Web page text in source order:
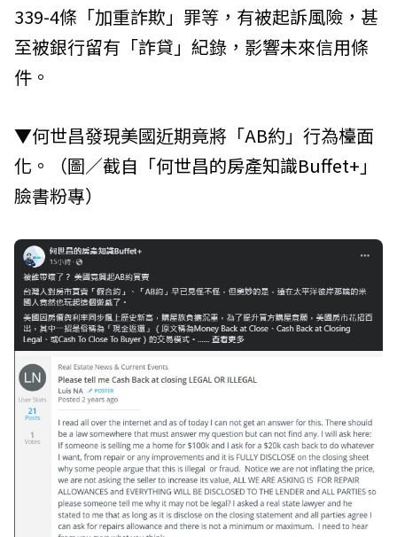
339-4條「加重詐欺」罪等，有被起訴風險，甚
至被銀行留有「詐貸」紀錄，影響未來信用條
件。
▼何世昌發現美國近期竟將「AB約」行為檯面
化。（圖／截自「何世昌的房產知識Buffet+ 」
臉書粉專）